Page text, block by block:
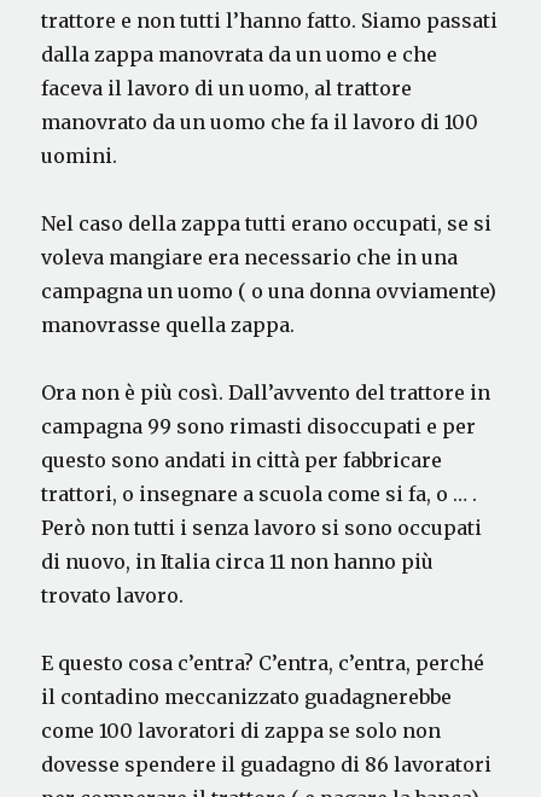
trattore e non tutti l’hanno fatto. Siamo passati
dalla zappa manovrata da un uomo e che
faceva il lavoro di un uomo, al trattore
manovrato da un uomo che fa il lavoro di 100
uomini.
Nel caso della zappa tutti erano occupati, se si
voleva mangiare era necessario che in una
campagna un uomo ( o una donna ovviamente)
manovrasse quella zappa.
Ora non è più così. Dall’avvento del trattore in
campagna 99 sono rimasti disoccupati e per
questo sono andati in città per fabbricare
trattori, o insegnare a scuola come si fa, o … .
Però non tutti i senza lavoro si sono occupati
di nuovo, in Italia circa 11 non hanno più
trovato lavoro.
E questo cosa c’entra? C’entra, c’entra, perché
il contadino meccanizzato guadagnerebbe
come 100 lavoratori di zappa se solo non
dovesse spendere il guadagno di 86 lavoratori